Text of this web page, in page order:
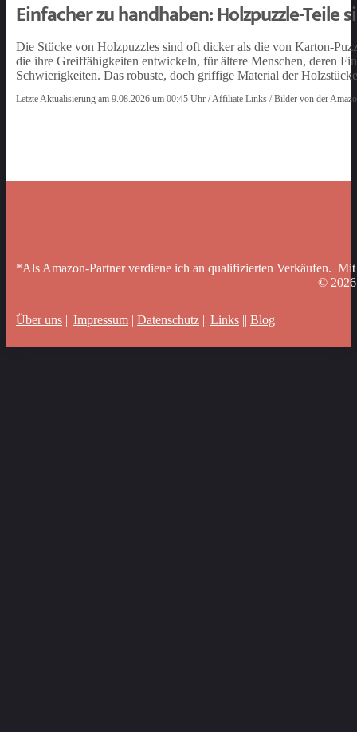
Einfacher zu handhaben: Holzpuzzle-Teile
Die Stücke von Holzpuzzles sind oft dicker als die von Karton-
die ihre Greiffähigkeiten entwickeln, für ältere Menschen, deren
Schwierigkeiten. Das robuste, doch griffige Material der
Letzte Aktualisierung am 9.08.2026 um 00:45 Uhr / Affiliate Links / Bilder von der
*Als Amazon-Partner verdiene ich an qualifizierten Verkäufen.
©
Über uns || Impressum | Datenschutz || Links || Blog